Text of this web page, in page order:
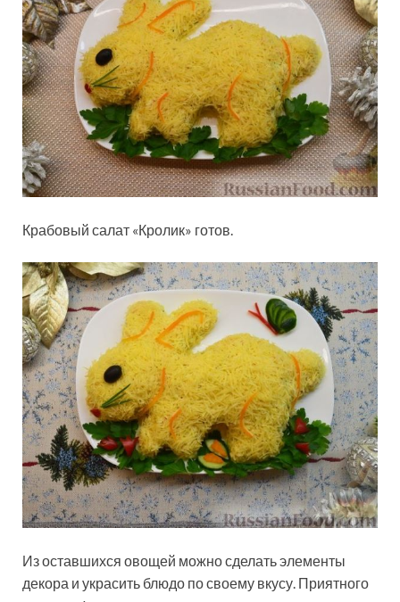
Крабовый салат «Кролик» готов.
Из оставшихся овощей можно сделать элементы
декора и украсить блюдо по своему вкусу. Приятного